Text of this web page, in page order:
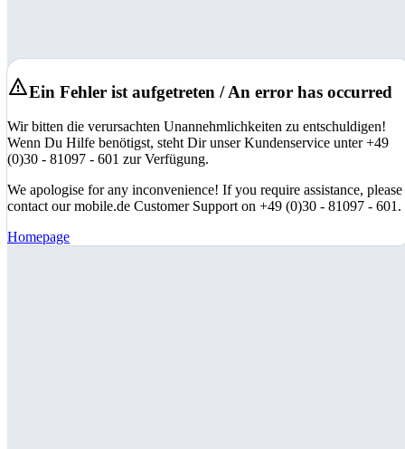
Ein Fehler ist aufgetreten / An error has occurred
Wir bitten die verursachten Unannehmlichkeiten zu entschuldigen!
Wenn Du Hilfe benötigst, steht Dir unser Kundenservice unter +49
(0)30 - 81097 - 601 zur Verfügung.
We apologise for any inconvenience! If you require assistance, please
contact our mobile.de Customer Support on +49 (0)30 - 81097 - 601.
Homepage